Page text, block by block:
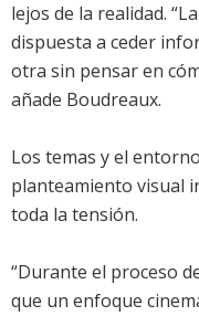
lejos de la realidad.
dispuesta a ceder
otra sin pensar en
añade Boudreaux.
Los temas y el
planteamiento visual
toda la tensión.
“Durante el proceso
que un enfoque